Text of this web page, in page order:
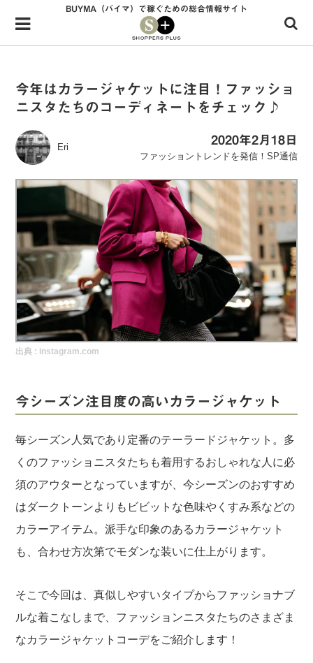
Menu
HOME
34歳独身OLバイマ実践記
無在庫で自由気ままに稼ぐ！バイマ実践記
BUYMAで人気のブランド
BUYMAの売れ筋商品
バイマの疑問に現役パーソナルショッパーが答えてみた
バイマ活動の疑問に売れっ子現役バイヤーが答えてみた
実録！海外ショップで買ってみた！
海外SHOP LIST
BUYMA（バイマ）で稼ぐための総合情報サイト
今年はカラージャケットに注目！ファッショ
ニスタたちのコーディネートをチェック♪
Eri
2020年2月18日
ファッショントレンドを発信！SP通信
出典 : instagram.com
今シーズン注目度の高いカラージャケット
毎シーズン人気であり定番のテーラードジャケット。多
くのファッショニスタたちも着用するおしゃれな人に必
須のアウターとなっていますが、今シーズンのおすすめ
はダークトーンよりもビビットな色味やくすみ系などの
カラーアイテム。派手な印象のあるカラージャケット
も、合わせ方次第でモダンな装いに仕上がります。
そこで今回は、真似しやすいタイプからファッショナブ
ルな着こなしまで、ファッションニスタたちのさまざま
なカラージャケットコーデをご紹介します！